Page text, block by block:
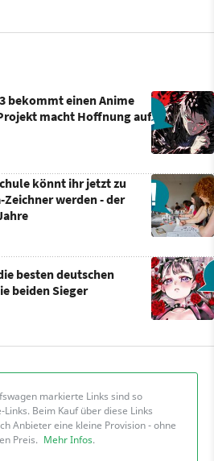
bekommt einen Anime
macht Hoffnung auf
könnt ihr jetzt zu
werden - der
besten deutschen
beiden Sieger
markierte Links sind so
Beim Kauf über diese Links
Anbieter eine kleine Provision - ohne
Preis. Mehr Infos.